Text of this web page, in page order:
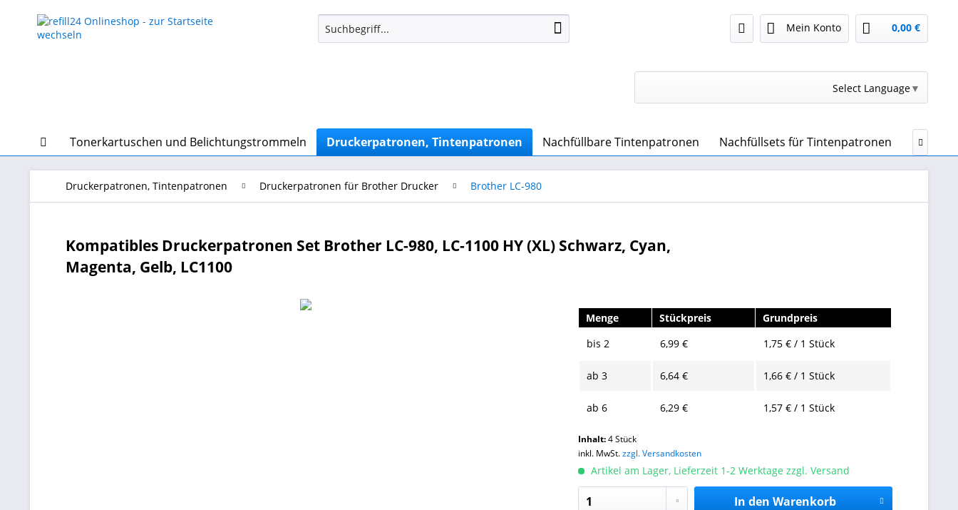
Mein Konto 0,00 €
Select Language▼
Tonerkartuschen und Belichtungstrommeln Druckerpatronen, Tintenpatronen Nachfüllbare Tintenpatronen Nachfüllsets für Tintenpatronen 
Druckerpatronen, Tintenpatronen Druckerpatronen für Brother Drucker Brother LC-980
Kompatibles Druckerpatronen Set Brother LC-980, LC-1100 HY (XL) Schwarz, Cyan,
Magenta, Gelb, LC1100
Menge Stückpreis
Grundpreis
bis2 6,99 € 1,75 € / 1 Stück
ab3 6,64 € 1,66 € / 1 Stück
ab6 6,29 € 1,57 € / 1 Stück
Inhalt:4 Stück
inkl. MwSt.zzgl. Versandkosten
Artikel am Lager, Lieferzeit 1-2 Werktage zzgl. Versand
In den Warenkorb